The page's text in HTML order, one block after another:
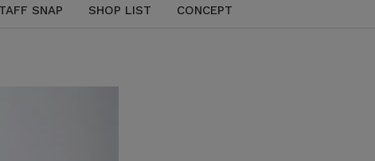
SNAP SHOP LIST CONCEPT